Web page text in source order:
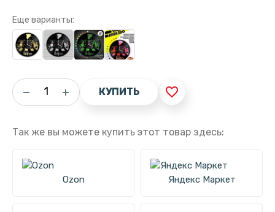
Еще варианты:
КУПИТЬ favorite_border
Так же вы можете купить этот товар здесь:
Ozon Яндекс Маркет